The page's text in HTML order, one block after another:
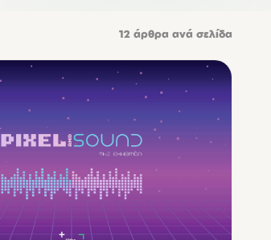
12 άρθρα ανά σελίδα